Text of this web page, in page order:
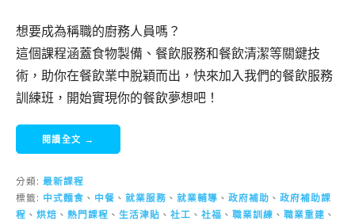
想要成為稱職的廚務人員嗎？
這個課程涵蓋食物製備、餐飲服務和餐飲清潔等關鍵技
術，助你在餐飲業中脫穎而出，快來加入我們的餐飲服務
訓練班，開始實現你的餐飲夢想吧！
閱讀全文 →
分類: 最新課程
標籤: 中式麵食 、 中餐 、 就業服務 、 就業輔導 、 政府補助 、 政府補助課
程 、 烘焙 、 熱門課程 、 生活津貼 、 社工 、 社福 、 職業訓練 、 職業重建 、